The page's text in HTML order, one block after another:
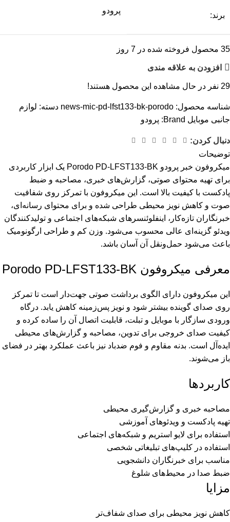
برند:
پرودو
35 محصول فروخته شده در 7 روز
افزودن به علاقه مندی
29 نفر در حال مشاهده این محصول هستند!
شناسه محصول: news-mic-pd-lfst133-bk-porodo دسته: لوازم
جانبی موبایل Brand: پرودو
دنبال کردن:
توضیحات
میکروفون خبر پرودو Porodo PD-LFST133-BK یک ابزار کاربردی
برای تهیه محتوای صوتی، گزارش‌های خبری، مصاحبه و ضبط
پادکست با کیفیت بالا است. این میکروفون با تمرکز روی شفافیت
صوت و کاهش نویز محیطی طراحی شده و برای محتوای رسانه‌ای،
خبرنگاران تازه‌کار، اینفلوئنسرهای شبکه‌های اجتماعی و تولیدکنندگان
ویدئو گزینه‌ای عالی محسوب می‌شود. وزن کم و طراحی ارگونومیک
باعث می‌شود حمل‌ونقل آن آسان باشد.
معرفی میکروفون Porodo PD-LFST133-BK
این میکروفون دارای الگوی برداشت صوتی جهت‌دار است تا تمرکز
روی صدای گوینده بیشتر شود و نویز پس‌زمینه کاهش یابد. درگاه
ورودی سازگار با موبایل و تبلت، قابلیت اتصال آن را ساده کرده و
کیفیت صدای خروجی برای تدوین، مصاحبه و گزارش‌های محیطی
ایده‌آل است. بدنه مقاوم و فوم ضدباد نیز باعث عملکرد بهتر در فضای
باز می‌شوند.
کاربردها
مصاحبه خبری و گزارش‌گیری محیطی
تهیه پادکست و ویدئوهای آموزشی
استفاده برای لایو استریم و شبکه‌های اجتماعی
استفاده در کلیپ‌های تبلیغاتی شخصی
مناسب برای خبرنگاران دانشجویی
ضبط صدا در محیط‌های شلوغ
مزایا
کاهش نویز محیطی برای صدای شفاف‌تر